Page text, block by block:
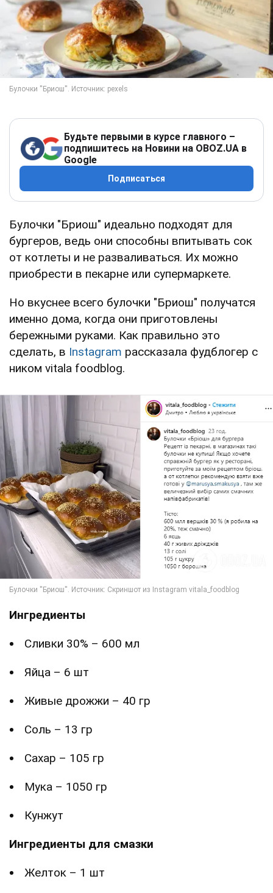
Будьте первыми в курсе главного –
подпишитесь на Новини на OBOZ.UA в
Google
Подписаться
Булочки "Бриош" идеально подходят для
бургеров, ведь они способны впитывать сок
от котлеты и не разваливаться. Их можно
приобрести в пекарне или супермаркете.
Но вкуснее всего булочки "Бриош" получатся
именно дома, когда они приготовлены
бережными руками. Как правильно это
сделать, в Instagram рассказала фудблогер с
ником vitala foodblog.
Ингредиенты
Сливки 30% – 600 мл
Яйца – 6 шт
Живые дрожжи – 40 гр
Соль – 13 гр
Сахар – 105 гр
Мука – 1050 гр
Кунжут
Ингредиенты для смазки
Желток – 1 шт